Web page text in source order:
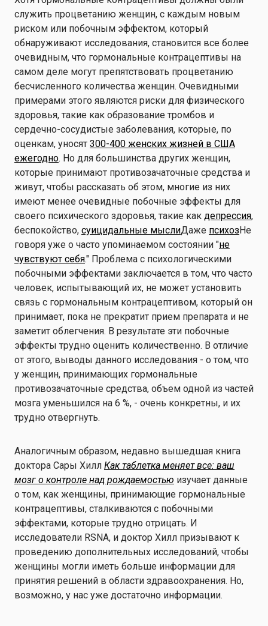
служить процветанию женщин, с каждым новым
риском или побочным эффектом, который
обнаруживают исследования, становится все более
очевидным, что гормональные контрацептивы на
самом деле могут препятствовать процветанию
бесчисленного количества женщин. Очевидными
примерами этого являются риски для физического
здоровья, такие как образование тромбов и
сердечно-сосудистые заболевания, которые, по
оценкам, уносят 300-400 женских жизней в США
ежегодно. Но для большинства других женщин,
которые принимают противозачаточные средства и
живут, чтобы рассказать об этом, многие из них
имеют менее очевидные побочные эффекты для
своего психического здоровья, такие как депрессия,
беспокойство, суицидальные мыслиДаже психозНе
говоря уже о часто упоминаемом состоянии "не
чувствуют себя." Проблема с психологическими
побочными эффектами заключается в том, что часто
человек, испытывающий их, не может установить
связь с гормональным контрацептивом, который он
принимает, пока не прекратит прием препарата и не
заметит облегчения. В результате эти побочные
эффекты трудно оценить количественно. В отличие
от этого, выводы данного исследования - о том, что
у женщин, принимающих гормональные
противозачаточные средства, объем одной из частей
мозга уменьшился на 6 %, - очень конкретны, и их
трудно отвергнуть.
Аналогичным образом, недавно вышедшая книга
доктора Сары Хилл Как таблетка меняет все: ваш
мозг о контроле над рождаемостью изучает данные
о том, как женщины, принимающие гормональные
контрацептивы, сталкиваются с побочными
эффектами, которые трудно отрицать. И
исследователи RSNA, и доктор Хилл призывают к
проведению дополнительных исследований, чтобы
женщины могли иметь больше информации для
принятия решений в области здравоохранения. Но,
возможно, у нас уже достаточно информации.